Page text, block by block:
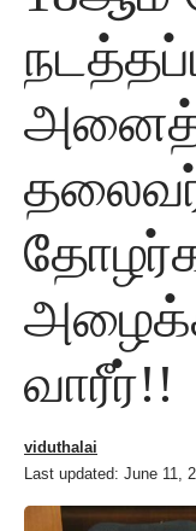
வாரீர்!!
Last updated: June 11,
viduthalai